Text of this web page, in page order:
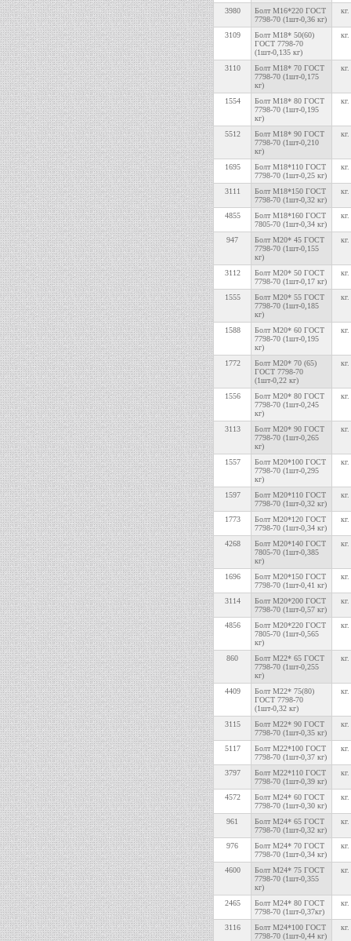
3980
Болт М16*220 ГОСТ
7798-70 (1шт-0,36 кг)
кг.
3109
Болт М18* 50(60)
ГОСТ 7798-70
(1шт-0,135 кг)
кг.
3110
Болт М18* 70 ГОСТ
7798-70 (1шт-0,175
кг)
кг.
1554
Болт М18* 80 ГОСТ
7798-70 (1шт-0,195
кг)
кг.
5512
Болт М18* 90 ГОСТ
7798-70 (1шт-0,210
кг)
кг.
1695
Болт М18*110 ГОСТ
7798-70 (1шт-0,25 кг)
кг.
3111
Болт М18*150 ГОСТ
7798-70 (1шт-0,32 кг)
кг.
4855
Болт М18*160 ГОСТ
7805-70 (1шт-0,34 кг)
кг.
947
Болт М20* 45 ГОСТ
7798-70 (1шт-0,155
кг)
кг.
3112
Болт М20* 50 ГОСТ
7798-70 (1шт-0,17 кг)
кг.
1555
Болт М20* 55 ГОСТ
7798-70 (1шт-0,185
кг)
кг.
1588
Болт М20* 60 ГОСТ
7798-70 (1шт-0,195
кг)
кг.
1772
Болт М20* 70 (65)
ГОСТ 7798-70
(1шт-0,22 кг)
кг.
1556
Болт М20* 80 ГОСТ
7798-70 (1шт-0,245
кг)
кг.
3113
Болт М20* 90 ГОСТ
7798-70 (1шт-0,265
кг)
кг.
1557
Болт М20*100 ГОСТ
7798-70 (1шт-0,295
кг)
кг.
1597
Болт М20*110 ГОСТ
7798-70 (1шт-0,32 кг)
кг.
1773
Болт М20*120 ГОСТ
7798-70 (1шт-0,34 кг)
кг.
4268
Болт М20*140 ГОСТ
7805-70 (1шт-0,385
кг)
кг.
1696
Болт М20*150 ГОСТ
7798-70 (1шт-0,41 кг)
кг.
3114
Болт М20*200 ГОСТ
7798-70 (1шт-0,57 кг)
кг.
4856
Болт М20*220 ГОСТ
7805-70 (1шт-0,565
кг)
кг.
860
Болт М22* 65 ГОСТ
7798-70 (1шт-0,255
кг)
кг.
4409
Болт М22* 75(80)
ГОСТ 7798-70
(1шт-0,32 кг)
кг.
3115
Болт М22* 90 ГОСТ
7798-70 (1шт-0,35 кг)
кг.
5117
Болт М22*100 ГОСТ
7798-70 (1шт-0,37 кг)
кг.
3797
Болт М22*110 ГОСТ
7798-70 (1шт-0,39 кг)
кг.
4572
Болт М24* 60 ГОСТ
7798-70 (1шт-0,30 кг)
кг.
961
Болт М24* 65 ГОСТ
7798-70 (1шт-0,32 кг)
кг.
976
Болт М24* 70 ГОСТ
7798-70 (1шт-0,34 кг)
кг.
4600
Болт М24* 75 ГОСТ
7798-70 (1шт-0,355
кг)
кг.
2465
Болт М24* 80 ГОСТ
7798-70 (1шт-0,37кг)
кг.
3116
Болт М24*100 ГОСТ
7798-70 (1шт-0,44 кг)
кг.